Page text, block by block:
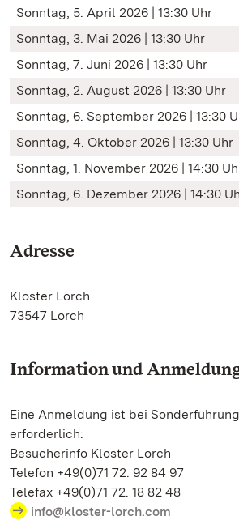
Sonntag, 5. April 2026 | 13:30 Uhr
Sonntag, 3. Mai 2026 | 13:30 Uhr
Sonntag, 7. Juni 2026 | 13:30 Uhr
Sonntag, 2. August 2026 | 13:30 Uhr
Sonntag, 6. September 2026 | 13:30
Sonntag, 4. Oktober 2026 | 13:30 Uhr
Sonntag, 1. November 2026 | 14:30
Sonntag, 6. Dezember 2026 | 14:30
Adresse
Kloster Lorch
73547 Lorch
Information und
Eine Anmeldung ist bei
erforderlich:
Besucherinfo Kloster Lorch
Telefon +49(0)71 72. 92 84 97
Telefax +49(0)71 72. 18 82 48
info@kloster-lorch.com